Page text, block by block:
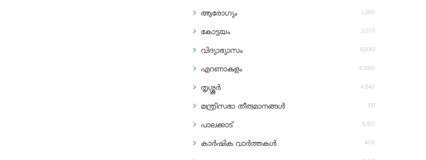
ആരോഗ്യം 1,260
കോട്ടയം 3,073
വിദ്യാഭ്യാസം 6,530
എറണാകുളം 6,660
തൃശ്ശൂർ 4,842
മന്ത്രിസഭാ തീരുമാനങ്ങൾ 331
പാലക്കാട് 5,150
കാർഷിക വാർത്തകൾ 409